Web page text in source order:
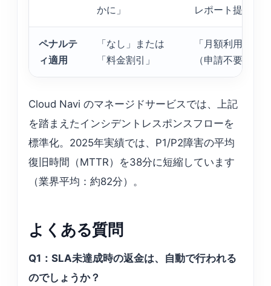
かに」
レポート提出」
ペナルテ
ィ適用
「なし」または
「料金割引」
「月額利用料の
（申請不要）」
Cloud Navi のマネージドサービスでは、上記
を踏まえたインシデントレスポンスフローを
標準化。2025年実績では、P1/P2障害の平均
復旧時間（MTTR）を38分に短縮しています
（業界平均：約82分）。
よくある質問
Q1：SLA未達成時の返金は、自動で行われる
のでしょうか？